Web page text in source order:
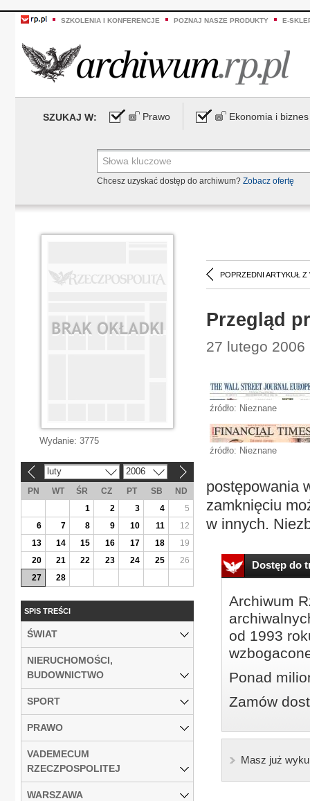
SZKOLENIA I KONFERENCJE POZNAJ NASZE PRODUKTY E-
SZUKAJ W: Prawo Ekonomia i biznes
Chcesz uzyskać dostęp do archiwum? Zobacz ofertę
POPRZEDNI ARTYKUŁ Z
Przegląd
27 lutego 2006
źródło: Nieznane
źródło: Nieznane
postępowania
zamknięciu
w innych.
Dostęp do
Archiwum
od 1993
Ponad
Zamów
Masz już
Wydanie: 3775
luty 2006
PN WT ŚR CZ PT SB
ND
1
2 3 4
5
6
7 8 9 10 11
12
13
14 15 16 17 18
19
20
21 22 23 24 25
26
27
28
SPIS TREŚCI
ŚWIAT
NIERUCHOMOŚCI,
BUDOWNICTWO
SPORT
PRAWO
VADEMECUM
RZECZPOSPOLITEJ
WARSZAWA